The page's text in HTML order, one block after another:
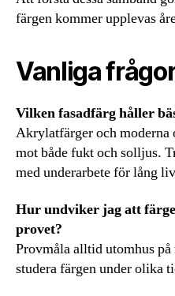
färgen kommer upplevas
Vanliga
Vilken fasadfärg håller
Akrylatfärger och moderna
mot både fukt och solljus.
med underarbete för lång
Hur undviker jag att
provet?
Provmåla alltid utomhus
studera färgen under olika